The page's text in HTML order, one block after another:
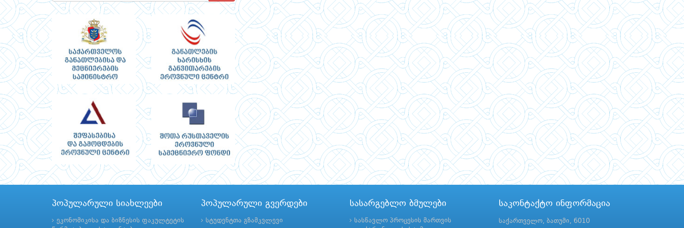
პოპულარული სიახლეები
ეკონომიკისა და ბიზნესის ფაკულტეტის
პოპულარული გვერდები
სტუდენტთა გზამკვლევი
სასარგებლო ბმულები
სასწავლო პროცესის მართვის
საკონტაქტო ინფორმაცია
საქართველო, ბათუმი, 6010